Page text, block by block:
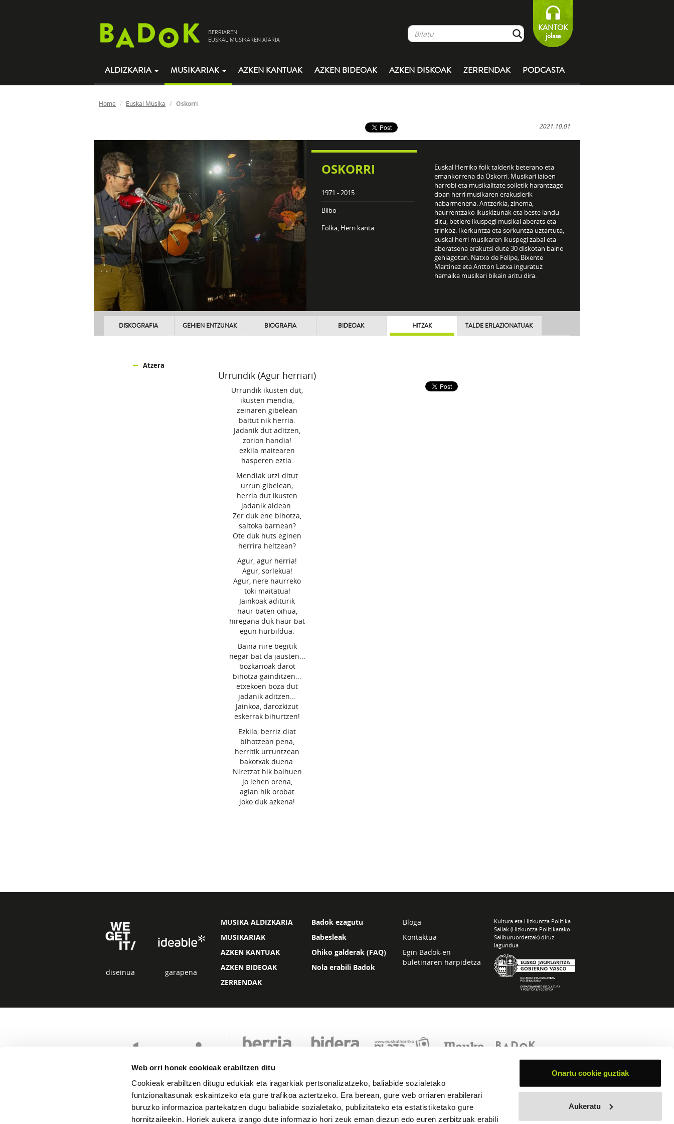
Web orri honek cookieak erabiltzen ditu
Cookieak erabiltzen ditugu edukiak eta iragarkiak pertsonalizatzeko, baliabide sozialetako
funtzionaltasunak eskaintzeko eta gure trafikoa aztertzeko. Era berean, gure web orriaren erabilerari
buruzko informazioa partekatzen dugu baliabide sozialetako, publizitateko eta estatistiketako gure
hornitzaileekin. Horiek aukera izango dute informazio hori zeuk eman diezun edo euren zerbitzuak erabili
Onartu cookie guztiak
Aukeratu
BERRIAREN
EUSKAL MUSIKAREN ATARIA
KANTOK
jolasa
ALDIZKARIA MUSIKARIAK AZKEN KANTUAK AZKEN BIDEOAK AZKEN DISKOAK ZERRENDAK PODCASTA
Home Euskal Musika Oskorri
2021.10.01
OSKORRI
1971 - 2015
Bilbo
Folka, Herri kanta
Euskal Herriko folk talderik beterano eta
emankorrena da Oskorri. Musikari iaioen
harrobi eta musikalitate soiletik harantzago
doan herri musikaren erakuslerik
nabarmenena. Antzerkia, zinema,
haurrentzako ikuskizunak eta beste landu
ditu, betiere ikuspegi musikal aberats eta
trinkoz. Ikerkuntza eta sorkuntza uztartuta,
euskal herri musikaren ikuspegi zabal eta
aberatsena erakutsi dute 30 diskotan baino
gehiagotan. Natxo de Felipe, Bixente
Martinez eta Antton Latxa inguratuz
hamaika musikari bikain aritu dira.
DISKOGRAFIA GEHIEN ENTZUNAK BIOGRAFIA BIDEOAK HITZAK TALDE ERLAZIONATUAK
Atzera
Urrundik (Agur herriari)
Urrundik ikusten dut,
ikusten mendia,
zeinaren gibelean
baitut nik herria.
Jadanik dut aditzen,
zorion handia!
ezkila maitearen
hasperen eztia.
Mendiak utzi ditut
urrun gibelean;
herria dut ikusten
jadanik aldean.
Zer duk ene bihotza,
saltoka barnean?
Ote duk huts eginen
herrira heltzean?
Agur, agur herria!
Agur, sorlekua!
Agur, nere haurreko
toki maitatua!
Jainkoak aditurik
haur baten oihua,
hiregana duk haur bat
egun hurbildua.
Baina nire begitik
negar bat da jausten...
bozkarioak darot
bihotza gainditzen...
etxekoen boza dut
jadanik aditzen...
Jainkoa, darozkizut
eskerrak bihurtzen!
Ezkila, berriz diat
bihotzean pena,
herritik urruntzean
bakotxak duena.
Niretzat hik baihuen
jo lehen orena,
agian hik orobat
joko duk azkena!
diseinua garapena
MUSIKA ALDIZKARIA
MUSIKARIAK
AZKEN KANTUAK
AZKEN BIDEOAK
ZERRENDAK
Badok ezagutu
Babesleak
Ohiko galderak (FAQ)
Nola erabili Badok
Bloga
Kontaktua
Egin Badok-en
buletinaren harpidetza
Kultura eta Hizkuntza Politika
Sailak (Hizkuntza Politikarako
Sailburuordetzak) diruz
lagundua
Lege oharra Pribatutasuna Cookie politika